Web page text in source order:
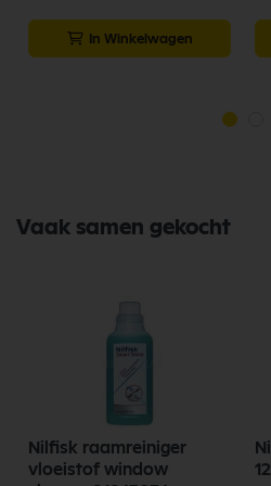
In Winkelwagen
Vaak samen gekocht
Nilfisk raamreiniger
vloeistof window